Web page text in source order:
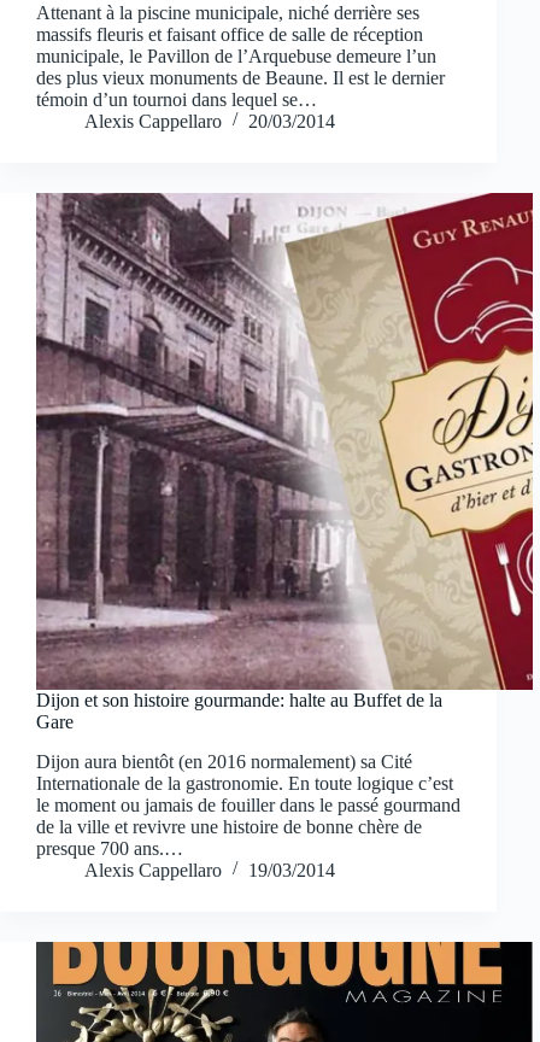
Attenant à la piscine municipale, niché derrière ses
massifs fleuris et faisant office de salle de réception
municipale, le Pavillon de l’Arquebuse demeure l’un
des plus vieux monuments de Beaune. Il est le dernier
témoin d’un tournoi dans lequel se…
Alexis Cappellaro
20/03/2014
Dijon et son histoire gourmande: halte au Buffet de la
Gare
Dijon aura bientôt (en 2016 normalement) sa Cité
Internationale de la gastronomie. En toute logique c’est
le moment ou jamais de fouiller dans le passé gourmand
de la ville et revivre une histoire de bonne chère de
presque 700 ans.…
Alexis Cappellaro
19/03/2014